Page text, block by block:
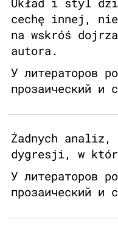
cechę innej,
na wskróś
autora.
У литераторов
прозаический и
Żadnych
dygresji, w
У литераторов
прозаический и